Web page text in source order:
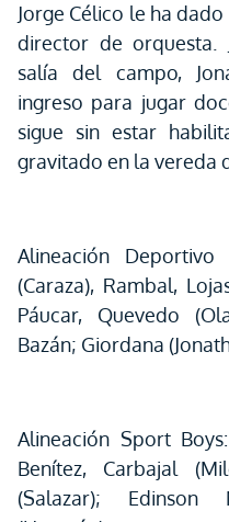
Jorge Célico le ha
director de orquesta.
salía del campo,
ingreso para jugar
sigue sin estar
gravitado en la vereda
Alineación Deportivo
(Caraza), Rambal,
Páucar, Quevedo
Bazán; Giordana
Alineación Sport
Benítez, Carbajal
(Salazar); Edinson